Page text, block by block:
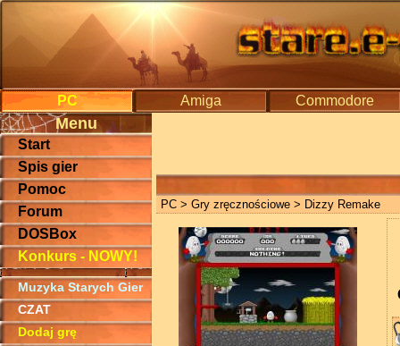
PC Amiga Commodore
Menu
Start
Spis gier
Pomoc
Forum
DOSBox
Konkurs - NOWY!
Muzyka Starych Gier
CZAT
Dodaj grę
PC > Gry zręcznościowe > Dizzy Remake